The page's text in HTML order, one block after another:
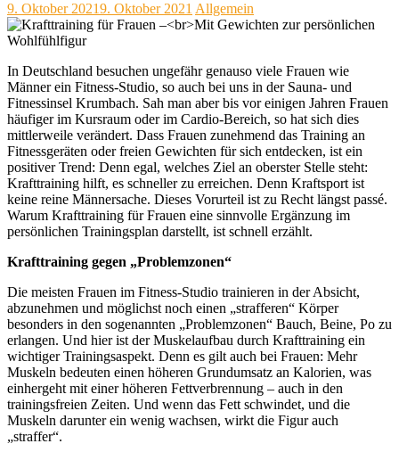
9. Oktober 20219. Oktober 2021 Allgemein
In Deutschland besuchen ungefähr genauso viele Frauen wie
Männer ein Fitness-Studio, so auch bei uns in der Sauna- und
Fitnessinsel Krumbach. Sah man aber bis vor einigen Jahren Frauen
häufiger im Kursraum oder im Cardio-Bereich, so hat sich dies
mittlerweile verändert. Dass Frauen zunehmend das Training an
Fitnessgeräten oder freien Gewichten für sich entdecken, ist ein
positiver Trend: Denn egal, welches Ziel an oberster Stelle steht:
Krafttraining hilft, es schneller zu erreichen. Denn Kraftsport ist
keine reine Männersache. Dieses Vorurteil ist zu Recht längst passé.
Warum Krafttraining für Frauen eine sinnvolle Ergänzung im
persönlichen Trainingsplan darstellt, ist schnell erzählt.
Krafttraining gegen „Problemzonen“
Die meisten Frauen im Fitness-Studio trainieren in der Absicht,
abzunehmen und möglichst noch einen „strafferen“ Körper
besonders in den sogenannten „Problemzonen“ Bauch, Beine, Po zu
erlangen. Und hier ist der Muskelaufbau durch Krafttraining ein
wichtiger Trainingsaspekt. Denn es gilt auch bei Frauen: Mehr
Muskeln bedeuten einen höheren Grundumsatz an Kalorien, was
einhergeht mit einer höheren Fettverbrennung – auch in den
trainingsfreien Zeiten. Und wenn das Fett schwindet, und die
Muskeln darunter ein wenig wachsen, wirkt die Figur auch
„straffer“.